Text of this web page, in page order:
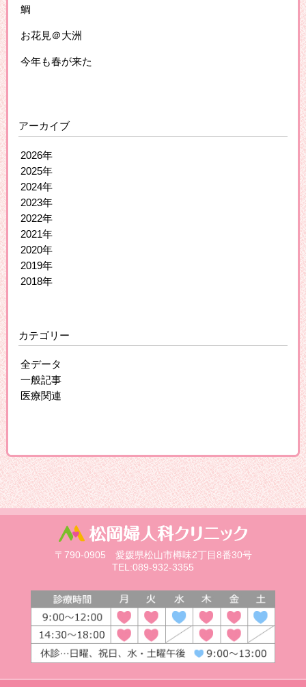
鯛
お花見＠大洲
今年も春が来た
アーカイブ
2026年
2025年
2024年
2023年
2022年
2021年
2020年
2019年
2018年
カテゴリー
全データ
一般記事
医療関連
〒790-0905 愛媛県松山市樽味2丁目8番30号
TEL:089-932-3355